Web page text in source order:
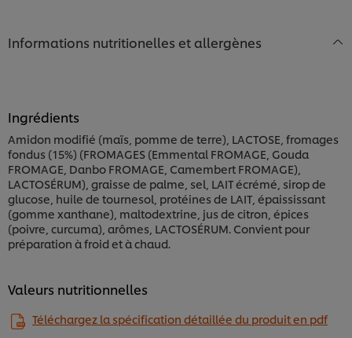
Informations nutritionelles et allergènes
Ingrédients
Amidon modifié (maïs, pomme de terre), LACTOSE, fromages
fondus (15%) (FROMAGES (Emmental FROMAGE, Gouda
FROMAGE, Danbo FROMAGE, Camembert FROMAGE),
LACTOSÉRUM), graisse de palme, sel, LAIT écrémé, sirop de
glucose, huile de tournesol, protéines de LAIT, épaississant
(gomme xanthane), maltodextrine, jus de citron, épices
(poivre, curcuma), arômes, LACTOSÉRUM. Convient pour
préparation à froid et à chaud.
Valeurs nutritionnelles
Téléchargez la spécification détaillée du produit en pdf